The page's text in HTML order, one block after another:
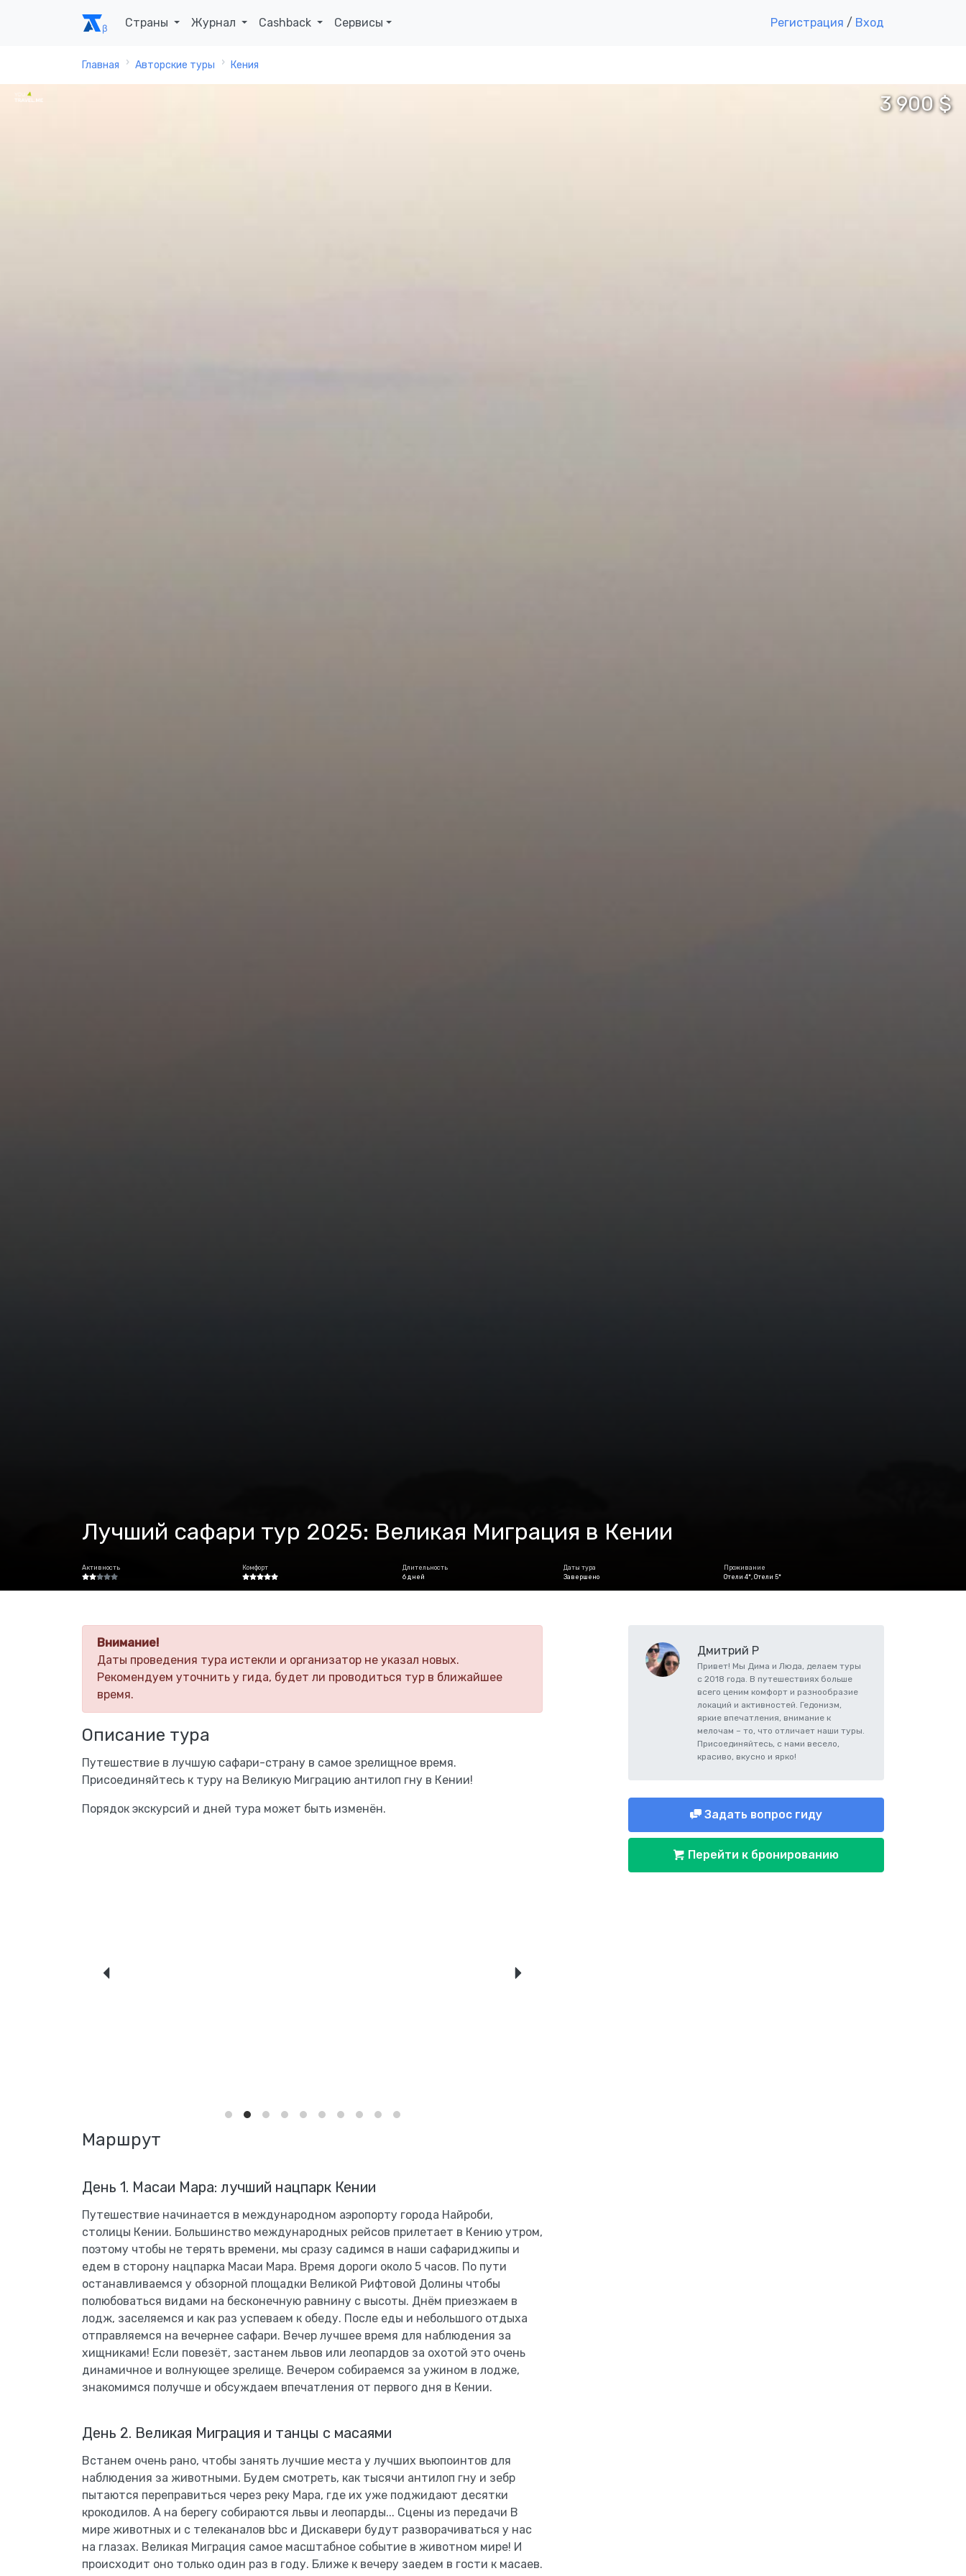
Страны Журнал Cashback Сервисы Регистрация / Вход
Главная Авторские туры Кения
3 900 $
Лучший сафари тур 2025: Великая Миграция в Кении
Активность Комфорт
Длительность
6 дней
Даты тура
Завершено
Проживание
Отели 4*, Отели 5*
Внимание!
Даты проведения тура истекли и организатор не указал новых.
Рекомендуем уточнить у гида, будет ли проводиться тур в ближайшее
время.
Описание тура
Путешествие в лучшую сафари-страну в самое зрелищное время.
Присоединяйтесь к туру на Великую Миграцию антилоп гну в Кении!
Порядок экскурсий и дней тура может быть изменён.
Маршрут
День 1. Масаи Мара: лучший нацпарк Кении
Путешествие начинается в международном аэропорту города Найроби,
столицы Кении. Большинство международных рейсов прилетает в Кению утром,
поэтому чтобы не терять времени, мы сразу садимся в наши сафариджипы и
едем в сторону нацпарка Масаи Мара. Время дороги около 5 часов. По пути
останавливаемся у обзорной площадки Великой Рифтовой Долины чтобы
полюбоваться видами на бесконечную равнину с высоты. Днём приезжаем в
лодж, заселяемся и как раз успеваем к обеду. После еды и небольшого отдыха
отправляемся на вечернее сафари. Вечер лучшее время для наблюдения за
хищниками! Если повезёт, застанем львов или леопардов за охотой это очень
динамичное и волнующее зрелище. Вечером собираемся за ужином в лодже,
знакомимся получше и обсуждаем впечатления от первого дня в Кении.
День 2. Великая Миграция и танцы с масаями
Встанем очень рано, чтобы занять лучшие места у лучших вьюпоинтов для
наблюдения за животными. Будем смотреть, как тысячи антилоп гну и зебр
пытаются переправиться через реку Мара, где их уже поджидают десятки
крокодилов. А на берегу собираются львы и леопарды... Сцены из передачи В
мире животных и с телеканалов bbc и Дискавери будут разворачиваться у нас
на глазах. Великая Миграция самое масштабное событие в животном мире! И
происходит оно только один раз в году. Ближе к вечеру заедем в гости к масаев.
Дмитрий Р
Привет! Мы Дима и Люда, делаем туры
с 2018 года. В путешествиях больше
всего ценим комфорт и разнообразие
локаций и активностей. Гедонизм,
яркие впечатления, внимание к
мелочам – то, что отличает наши туры.
Присоединяйтесь, с нами весело,
красиво, вкусно и ярко!
Задать вопрос гиду
Перейти к бронированию